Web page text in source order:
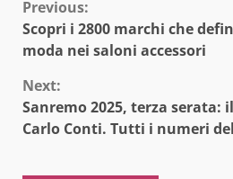
Continue
Reading
Previous:
Scopri i 2800 marchi che
moda nei saloni accessori
Next:
Sanremo 2025, terza serata:
Carlo Conti. Tutti i numeri